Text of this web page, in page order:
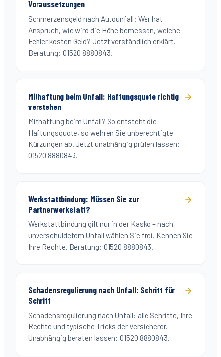
Voraussetzungen
Schmerzensgeld nach Autounfall: Wer hat
Anspruch, wie wird die Höhe bemessen, welche
Fehler kosten Geld? Jetzt verständlich erklärt.
Beratung: 01520 8880843.
Mithaftung beim Unfall: Haftungsquote richtig
verstehen
Mithaftung beim Unfall? So entsteht die
Haftungsquote, so wehren Sie unberechtigte
Kürzungen ab. Jetzt unabhängig prüfen lassen:
01520 8880843.
Werkstattbindung: Müssen Sie zur
Partnerwerkstatt?
Werkstattbindung gilt nur in der Kasko – nach
unverschuldetem Unfall wählen Sie frei. Kennen Sie
Ihre Rechte. Beratung: 01520 8880843.
Schadensregulierung nach Unfall: Schritt für
Schritt
Schadensregulierung nach Unfall: alle Schritte, Ihre
Rechte und typische Tricks der Versicherer.
Unabhängig beraten lassen: 01520 8880843.